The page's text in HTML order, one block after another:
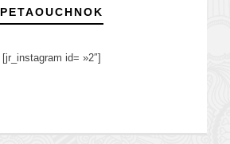
PETAOUCHNOK
[jr_instagram id= »2″]